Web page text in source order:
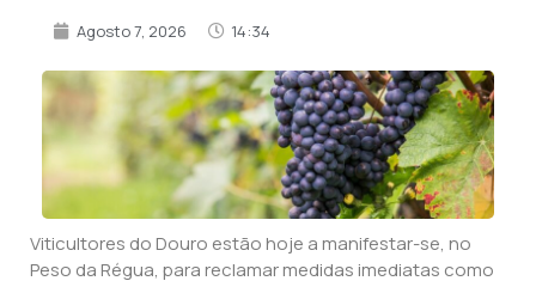
Agosto 7, 2026 14:34
Viticultores do Douro estão hoje a manifestar-se, no
Peso da Régua, para reclamar medidas imediatas como